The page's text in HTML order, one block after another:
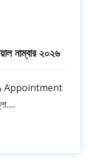
নাম্বার ২০২৬
Appointment